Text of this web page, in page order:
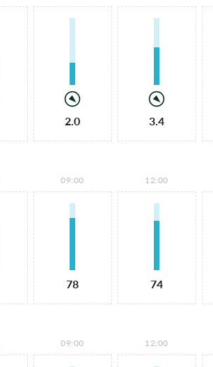
2.0 3.4
09:00
78
12:00
74
09:00 12:00